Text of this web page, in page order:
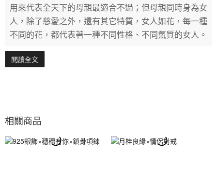
用來代表全天下的母親最適合不過；但母親同時身為女
人，除了慈愛之外，還有其它特質，女人如花，每一種
不同的花，都代表著一種不同性格、不同氣質的女人。
閱讀全文
相關商品